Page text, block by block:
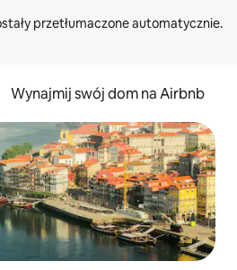
Wynajmij swój dom na Airbnb